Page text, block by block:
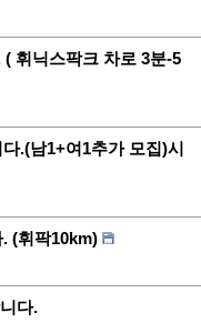
휘닉스팍크 차로 3분-5
.(남1+여1추가 모집)시
(휘팍10km)
다.